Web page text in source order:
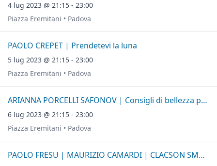
4 lug 2023 @ 21:15 - 23:00
Piazza Eremitani • Padova
PAOLO CREPET | Prendetevi la luna
5 lug 2023 @ 21:15 - 23:00
Piazza Eremitani • Padova
ARIANNA PORCELLI SAFONOV | Consigli di bellezza per periferie
6 lug 2023 @ 21:15 - 23:00
Piazza Eremitani • Padova
PAOLO FRESU | MAURIZIO CAMARDI | CLACSON SMALL ORCHESTRA | ERNESTTICO